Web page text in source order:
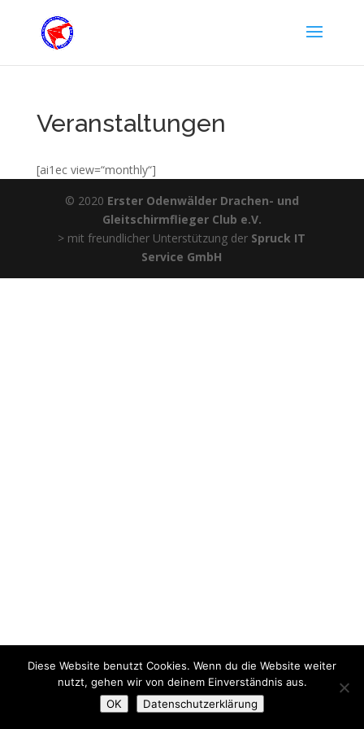
Veranstaltungen
[ai1ec view=“monthly“]
© 2020 Erster Odenwälder Drachen- und
Gleitschirmflieger Club e.V.
> mit freundlicher Unterstützung der Spruck IT
Service GmbH
Diese Website benutzt Cookies. Wenn du die Website weiter
nutzt, gehen wir von deinem Einverständnis aus.
OK
Datenschutzerklärung